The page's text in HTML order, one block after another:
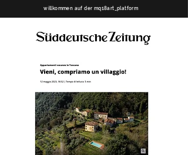
willkommen auf der mq18art_platform